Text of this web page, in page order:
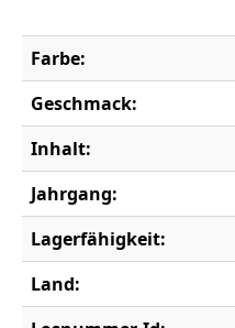
Farbe:
Geschmack:
Inhalt:
Jahrgang:
Lagerfähigkeit:
Land: